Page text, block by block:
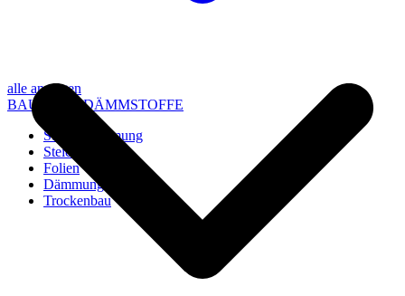
alle anzeigen
BAU- UND DÄMMSTOFFE
Steico Dämmung
Steico Zubehör
Folien
Dämmung
Trockenbau